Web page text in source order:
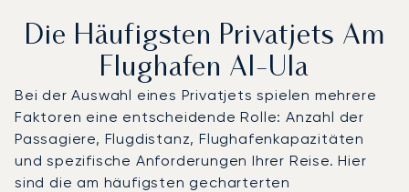
Die Häufigsten Privatjets Am
Flughafen Al-Ula
Bei der Auswahl eines Privatjets spielen mehrere
Faktoren eine entscheidende Rolle: Anzahl der
Passagiere, Flugdistanz, Flughafenkapazitäten
und spezifische Anforderungen Ihrer Reise. Hier
sind die am häufigsten gecharterten